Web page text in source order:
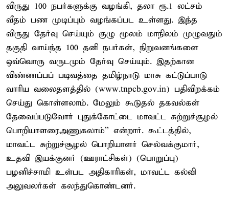
விருது 100 நபர்களுக்கு வழங்கி, தலா ரூ.1 லட்சம்
வீதம் பண முடிப்பும் வழங்கப்பட உள்ளது. இந்த
விருது தேர்வு செய்யும் குழு மூலம் மாநிலம் முழுவதும்
தகுதி வாய்ந்த 100 தனி நபர்கள், நிறுவனங்களை
ஒவ்வொரு வருடமும் தேர்வு செய்யும். இதற்கான
விண்ணப்பப் படிவத்தை தமிழ்நாடு மாசு கட்டுப்பாடு
வாரிய வலைதளத்தில் (www.tnpcb.gov.in) பதிவிறக்கம்
செய்து கொள்ளலாம். மேலும் கூடுதல் தகவல்கள்
தேவைப்படுவோர் புதுக்கோட்டை மாவட்ட சுற்றுச்சூழல்
பொறியாளரைஅணுகலாம்'' என்றார். கூட்டத்தில்,
மாவட்ட சுற்றுச்சூழல் பொறியாளர் செல்வக்குமார்,
உதவி இயக்குனர் (ஊராட்சிகள்) (பொறுப்பு)
பழனிச்சாமி உள்பட அதிகாரிகள், மாவட்ட கல்வி
அலுவலர்கள் கலந்துகொண்டனர்.